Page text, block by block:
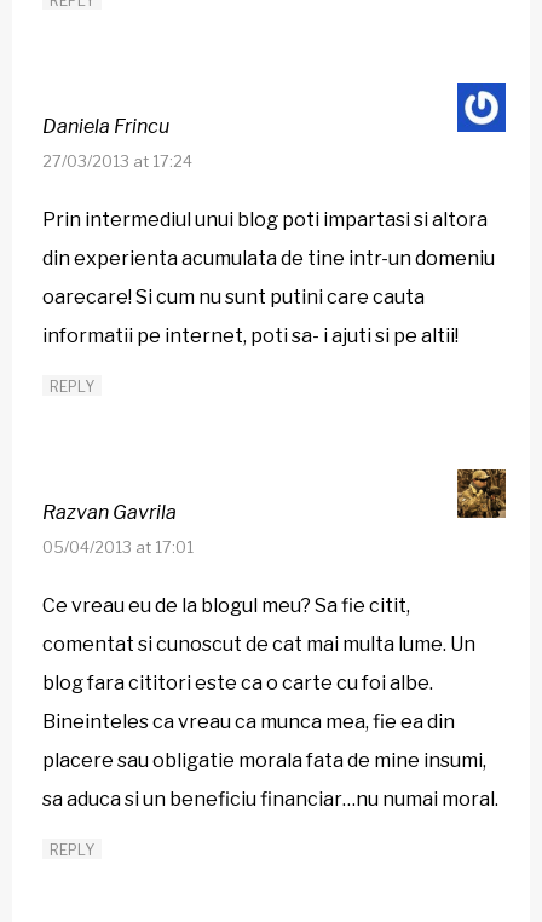
Daniela Frincu
27/03/2013 at 17:24
Prin intermediul unui blog poti impartasi si altora
din experienta acumulata de tine intr-un domeniu
oarecare! Si cum nu sunt putini care cauta
informatii pe internet, poti sa- i ajuti si pe altii!
REPLY
Razvan Gavrila
05/04/2013 at 17:01
Ce vreau eu de la blogul meu? Sa fie citit,
comentat si cunoscut de cat mai multa lume. Un
blog fara cititori este ca o carte cu foi albe.
Bineinteles ca vreau ca munca mea, fie ea din
placere sau obligatie morala fata de mine insumi,
sa aduca si un beneficiu financiar…nu numai moral.
REPLY